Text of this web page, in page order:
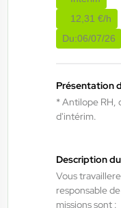
12,31 €/h
Du:06/07/26
Présentation
* Antilope RH,
d'intérim.
Description
Vous
responsable
missions sont :
Manœuvre
Rambervillers ,
12,31 €/h - 13,00
05/08/26 Au:
ANTILOPE RH
Technicien
H/F/X